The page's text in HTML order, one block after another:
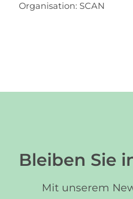
Organisation: SCAN
Bleiben Sie
Mit unserem